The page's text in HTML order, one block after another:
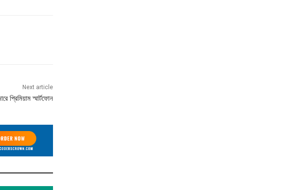
Next article
প্রিমিয়াম স্মার্টফোন